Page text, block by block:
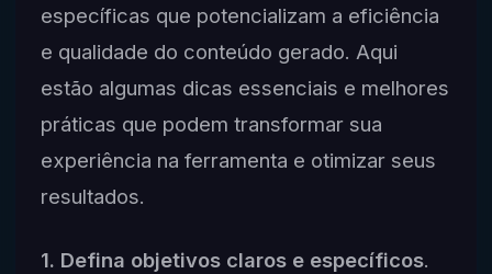
específicas que potencializam a eficiência
e qualidade do conteúdo gerado. Aqui
estão algumas dicas essenciais e melhores
práticas que podem transformar sua
experiência na ferramenta e otimizar seus
resultados.
1. Defina objetivos claros e específicos.